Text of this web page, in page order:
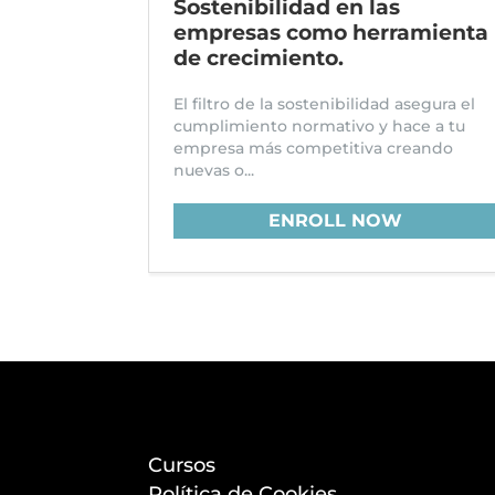
Sostenibilidad en las
empresas como herramienta
de crecimiento.
El filtro de la sostenibilidad asegura el
cumplimiento normativo y hace a tu
empresa más competitiva creando
nuevas o...
ENROLL NOW
Cursos